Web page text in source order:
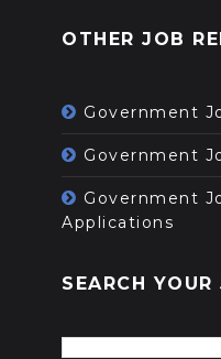
OTHER JOB
Government
Government
Government
Applications
SEARCH YOUR